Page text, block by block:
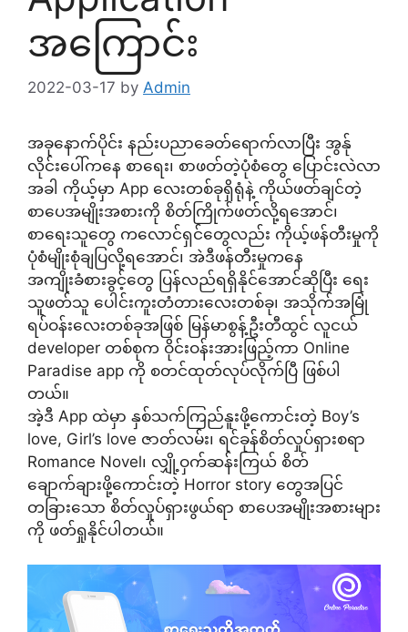
အကြောင်း
2022-03-17 by Admin
အခုနောက်ပိုင်း နည်းပညာခေတ်ရောက်လာပြီး အွန်ု
လိုင်းပေါ်ကနေ စာရေး၊ စာဖတ်တဲ့ပုံစံတွေ ပြောင်းလဲလာ
အခါ ကိုယ့်မှာ App လေးတစ်ခုရှိရုံနဲ့ ကိုယ်ဖတ်ချင်တဲ့
စာပေအမျိုးအစားကို စိတ်ကြိုက်ဖတ်လို့ရအောင်၊
စာရေးသူတွေ ကလောင်ရှင်တွေလည်း ကိုယ့်ဖန်တီးမှုကို
ပုံစံမျိုးစုံချပြလို့ရအောင်၊ အဲဒီဖန်တီးမှုကနေ
အကျိုးခံစားခွင့်တွေ ပြန်လည်ရရှိနိုင်အောင်ဆိုပြီး ရေး
သူဖတ်သူ ပေါင်းကူးတံတားလေးတစ်ခု၊ အသိုက်အမြုံ
ရပ်ဝန်းလေးတစ်ခုအဖြစ် မြန်မာစွန့်ဦးတီထွင် လူငယ်
developer တစ်စုက ဝိုင်းဝန်းအားဖြည့်ကာ Online
Paradise app ကို စတင်ထုတ်လုပ်လိုက်ပြီ ဖြစ်ပါ
တယ်။
အဲ့ဒီ App ထဲမှာ နှစ်သက်ကြည်နူးဖို့ကောင်းတဲ့ Boy’s
love, Girl’s love ဇာတ်လမ်း၊ ရင်ခုန်စိတ်လှုပ်ရှားစရာ
Romance Novel၊ လျှို့ဝှက်ဆန်းကြယ် စိတ်
ချောက်ချားဖို့ကောင်းတဲ့ Horror story တွေအပြင်
တခြားသော စိတ်လှုပ်ရှားဖွယ်ရာ စာပေအမျိုးအစားများ
ကို ဖတ်ရှုနိုင်ပါတယ်။